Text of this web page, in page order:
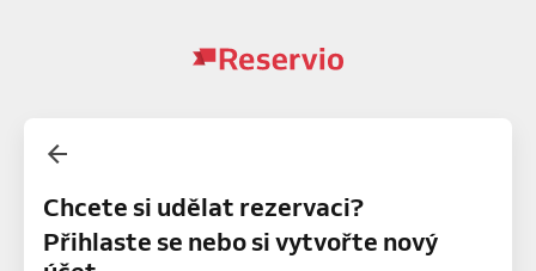
Chcete si udělat rezervaci?
Přihlaste se nebo si vytvořte nový